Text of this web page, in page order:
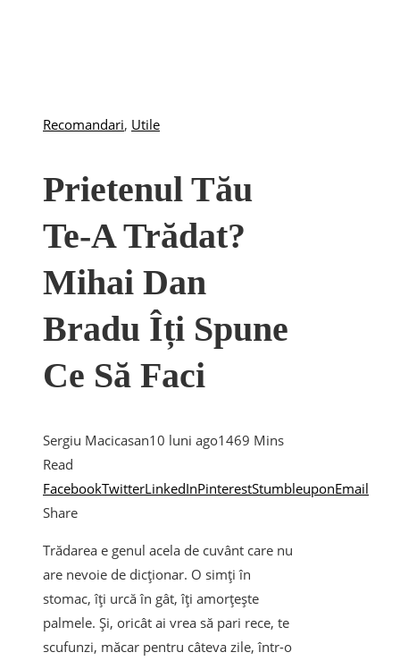
Recomandari, Utile
Prietenul Tău
Te-A Trădat?
Mihai Dan
Bradu Îți Spune
Ce Să Faci
Sergiu Macicasan10 luni ago1469 Mins
Read
FacebookTwitterLinkedInPinterestStumbleuponEmail
Share
Trădarea e genul acela de cuvânt care nu
are nevoie de dicționar. O simți în
stomac, îți urcă în gât, îți amorțește
palmele. Și, oricât ai vrea să pari rece, te
scufunzi, măcar pentru câteva zile, într-o